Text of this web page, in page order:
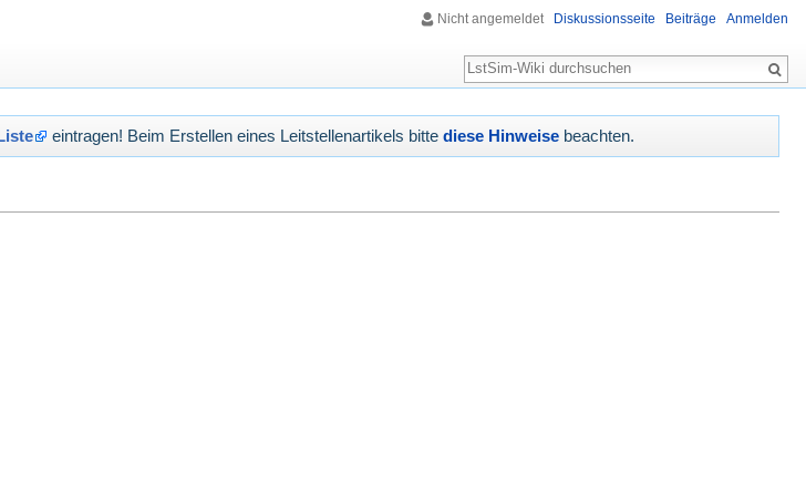
eintragen! Beim Erstellen eines Leitstellenartikels bitte diese Hinweise beachten.
Nicht angemeldet Diskussionsseite Beiträge Anmelden
Suche